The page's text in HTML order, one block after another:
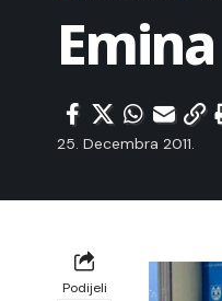
25. Decembra 2011.
Podijeli